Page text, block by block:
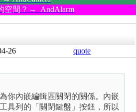
空間？→ AndAlarm
26 quote
你內嵌編輯區關閉的關係。內嵌
具列的「關閉鍵盤」按鈕，所以